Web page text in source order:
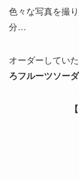
色々な写真を撮
分…
オーダーしていた
ろフルーツソーダ